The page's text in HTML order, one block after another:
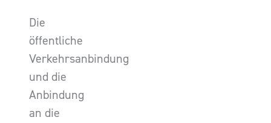
Die
öffentliche
Verkehrsanbindung
und die
Anbindung
an die